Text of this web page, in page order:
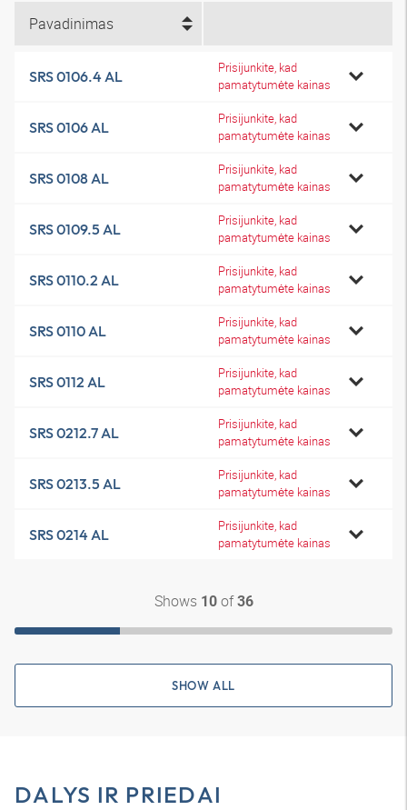
Pavadinimas
SRS 0106.4 AL
Prisijunkite, kad
pamatytumėte kainas
SRS 0106 AL
Prisijunkite, kad
pamatytumėte kainas
SRS 0108 AL
Prisijunkite, kad
pamatytumėte kainas
SRS 0109.5 AL
Prisijunkite, kad
pamatytumėte kainas
SRS 0110.2 AL
Prisijunkite, kad
pamatytumėte kainas
SRS 0110 AL
Prisijunkite, kad
pamatytumėte kainas
SRS 0112 AL
Prisijunkite, kad
pamatytumėte kainas
SRS 0212.7 AL
Prisijunkite, kad
pamatytumėte kainas
SRS 0213.5 AL
Prisijunkite, kad
pamatytumėte kainas
SRS 0214 AL
Prisijunkite, kad
pamatytumėte kainas
Shows 10of36
SHOW ALL
DALYS IR PRIEDAI